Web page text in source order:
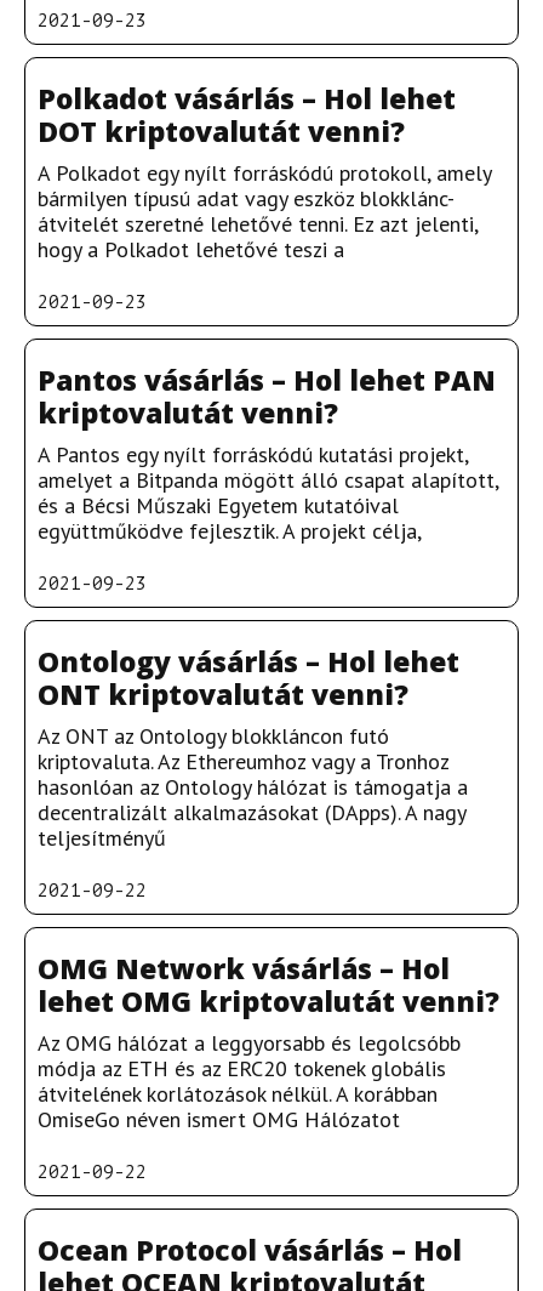
2021-09-23
Polkadot vásárlás – Hol lehet
DOT kriptovalutát venni?
A Polkadot egy nyílt forráskódú protokoll, amely
bármilyen típusú adat vagy eszköz blokklánc-
átvitelét szeretné lehetővé tenni. Ez azt jelenti,
hogy a Polkadot lehetővé teszi a
2021-09-23
Pantos vásárlás – Hol lehet PAN
kriptovalutát venni?
A Pantos egy nyílt forráskódú kutatási projekt,
amelyet a Bitpanda mögött álló csapat alapított,
és a Bécsi Műszaki Egyetem kutatóival
együttműködve fejlesztik. A projekt célja,
2021-09-23
Ontology vásárlás – Hol lehet
ONT kriptovalutát venni?
Az ONT az Ontology blokkláncon futó
kriptovaluta. Az Ethereumhoz vagy a Tronhoz
hasonlóan az Ontology hálózat is támogatja a
decentralizált alkalmazásokat (DApps). A nagy
teljesítményű
2021-09-22
OMG Network vásárlás – Hol
lehet OMG kriptovalutát venni?
Az OMG hálózat a leggyorsabb és legolcsóbb
módja az ETH és az ERC20 tokenek globális
átvitelének korlátozások nélkül. A korábban
OmiseGo néven ismert OMG Hálózatot
2021-09-22
Ocean Protocol vásárlás – Hol
lehet OCEAN kriptovalutát